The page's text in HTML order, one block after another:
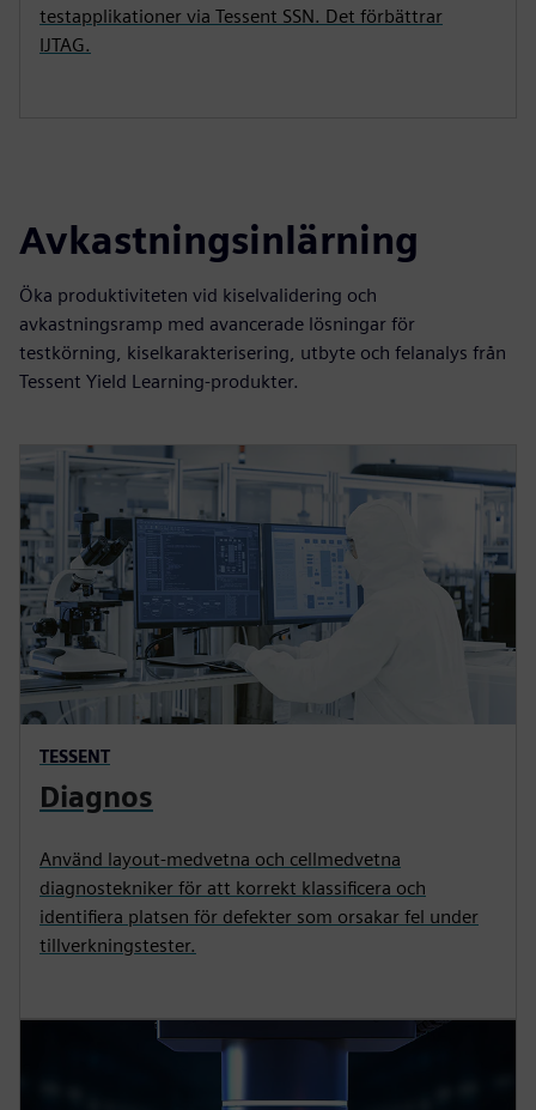
testapplikationer via Tessent SSN. Det förbättrar
IJTAG.
Avkastningsinlärning
Öka produktiviteten vid kiselvalidering och
avkastningsramp med avancerade lösningar för
testkörning, kiselkarakterisering, utbyte och felanalys från
Tessent Yield Learning-produkter.
TESSENT
Diagnos
Använd layout-medvetna och cellmedvetna
diagnostekniker för att korrekt klassificera och
identifiera platsen för defekter som orsakar fel under
tillverkningstester.